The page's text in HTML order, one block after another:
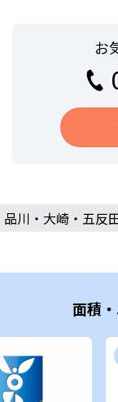
お
品川・大崎・五反
面積